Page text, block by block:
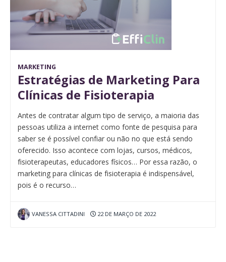
MARKETING
Estratégias de Marketing Para
Clínicas de Fisioterapia
Antes de contratar algum tipo de serviço, a maioria das
pessoas utiliza a internet como fonte de pesquisa para
saber se é possível confiar ou não no que está sendo
oferecido. Isso acontece com lojas, cursos, médicos,
fisioterapeutas, educadores físicos… Por essa razão, o
marketing para clínicas de fisioterapia é indispensável,
pois é o recurso…
VANESSA CITTADINI 22 DE MARÇO DE 2022